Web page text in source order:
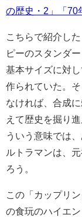
の歴史・2」「70
こちらで紹介した
ピーのスタンダ
基本サイズに対
作られていた。
なければ、合成
えて歴史を掘り
ういう意味では
ルトラマンは、
ろう。
この「カップリ
の食玩のハイエン